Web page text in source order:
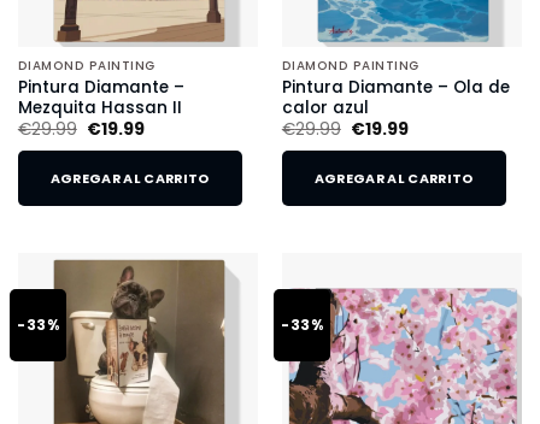
DIAMOND PAINTING
Pintura Diamante –
Mezquita Hassan II
€29.99 €19.99
AGREGAR AL CARRITO
DIAMOND PAINTING
Pintura Diamante – Ola de
calor azul
€29.99 €19.99
AGREGAR AL CARRITO
-33% -33%